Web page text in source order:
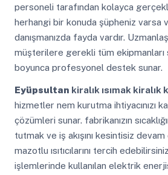
personeli tarafından kolayca
herhangi bir konuda şüpheniz varsa
danışmanızda fayda vardır.
müşterilere gerekli tüm ekipmanları
boyunca profesyonel destek sunar.
Eyüpsultan kiralık ısımak kiralık
hizmetler nem kurutma ihtiyacınızı
çözümleri sunar. fabrikanızın
tutmak ve iş akışını kesintisiz devam
mazotlu ısıtıcılarını tercih
işlemlerinde kullanılan elektrik